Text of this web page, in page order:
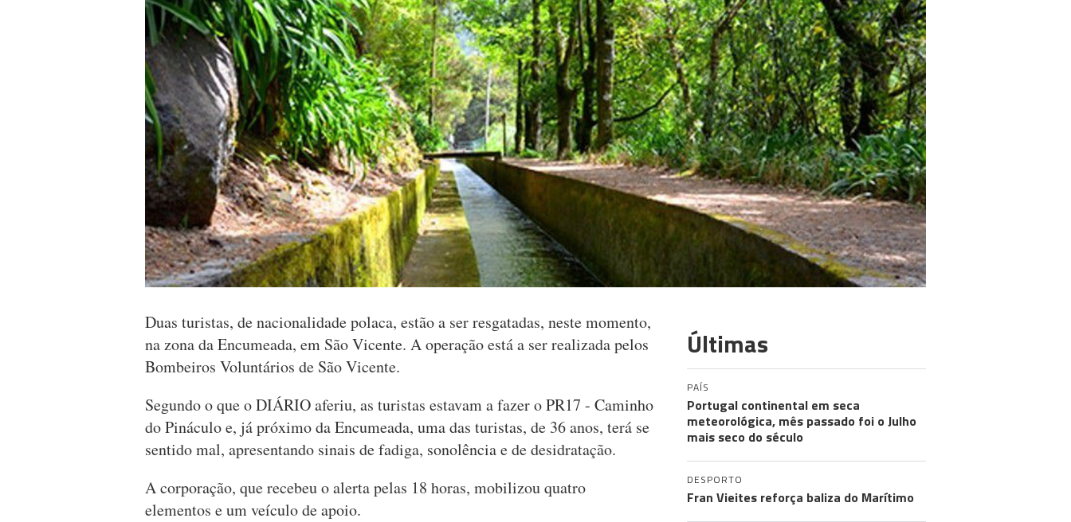
Duas turistas, de nacionalidade polaca, estão a ser resgatadas, neste momento,
na zona da Encumeada, em São Vicente. A operação está a ser realizada pelos
Bombeiros Voluntários de São Vicente.
Segundo o que o DIÁRIO aferiu, as turistas estavam a fazer o PR17 - Caminho
do Pináculo e, já próximo da Encumeada, uma das turistas, de 36 anos, terá se
sentido mal, apresentando sinais de fadiga, sonolência e de desidratação.
A corporação, que recebeu o alerta pelas 18 horas, mobilizou quatro
elementos e um veículo de apoio.
Últimas
PAÍS
Portugal continental em seca
meteorológica, mês passado foi o Julho
mais seco do século
DESPORTO
Fran Vieites reforça baliza do Marítimo